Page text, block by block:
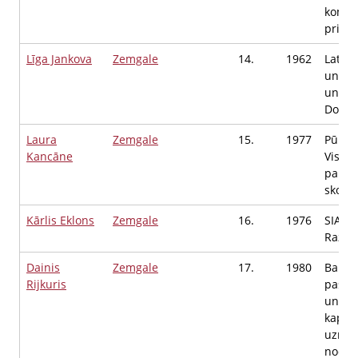
Līga Jankova
Zemgale 14. 1962
un
Laura
Kancāne
Zemgale 15. 1977
Kārlis Eklons
Zemgale 16. 1976
SIA
Dainis
Rijkuris
Zemgale 17. 1980
un